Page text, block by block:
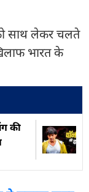
साथ लेकर चलते
भारत के
की